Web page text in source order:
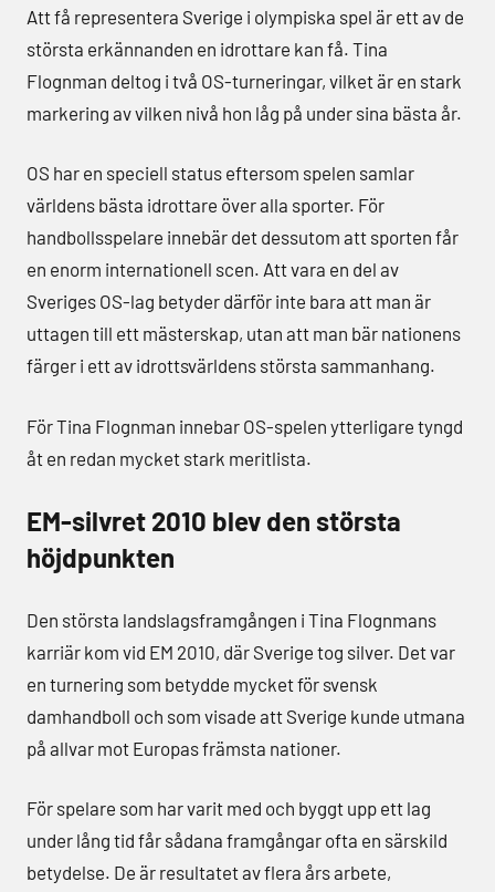
Att få representera Sverige i olympiska spel är ett av de
största erkännanden en idrottare kan få. Tina
Flognman deltog i två OS-turneringar, vilket är en stark
markering av vilken nivå hon låg på under sina bästa år.
OS har en speciell status eftersom spelen samlar
världens bästa idrottare över alla sporter. För
handbollsspelare innebär det dessutom att sporten får
en enorm internationell scen. Att vara en del av
Sveriges OS-lag betyder därför inte bara att man är
uttagen till ett mästerskap, utan att man bär nationens
färger i ett av idrottsvärldens största sammanhang.
För Tina Flognman innebar OS-spelen ytterligare tyngd
åt en redan mycket stark meritlista.
EM-silvret 2010 blev den största
höjdpunkten
Den största landslagsframgången i Tina Flognmans
karriär kom vid EM 2010, där Sverige tog silver. Det var
en turnering som betydde mycket för svensk
damhandboll och som visade att Sverige kunde utmana
på allvar mot Europas främsta nationer.
För spelare som har varit med och byggt upp ett lag
under lång tid får sådana framgångar ofta en särskild
betydelse. De är resultatet av flera års arbete,